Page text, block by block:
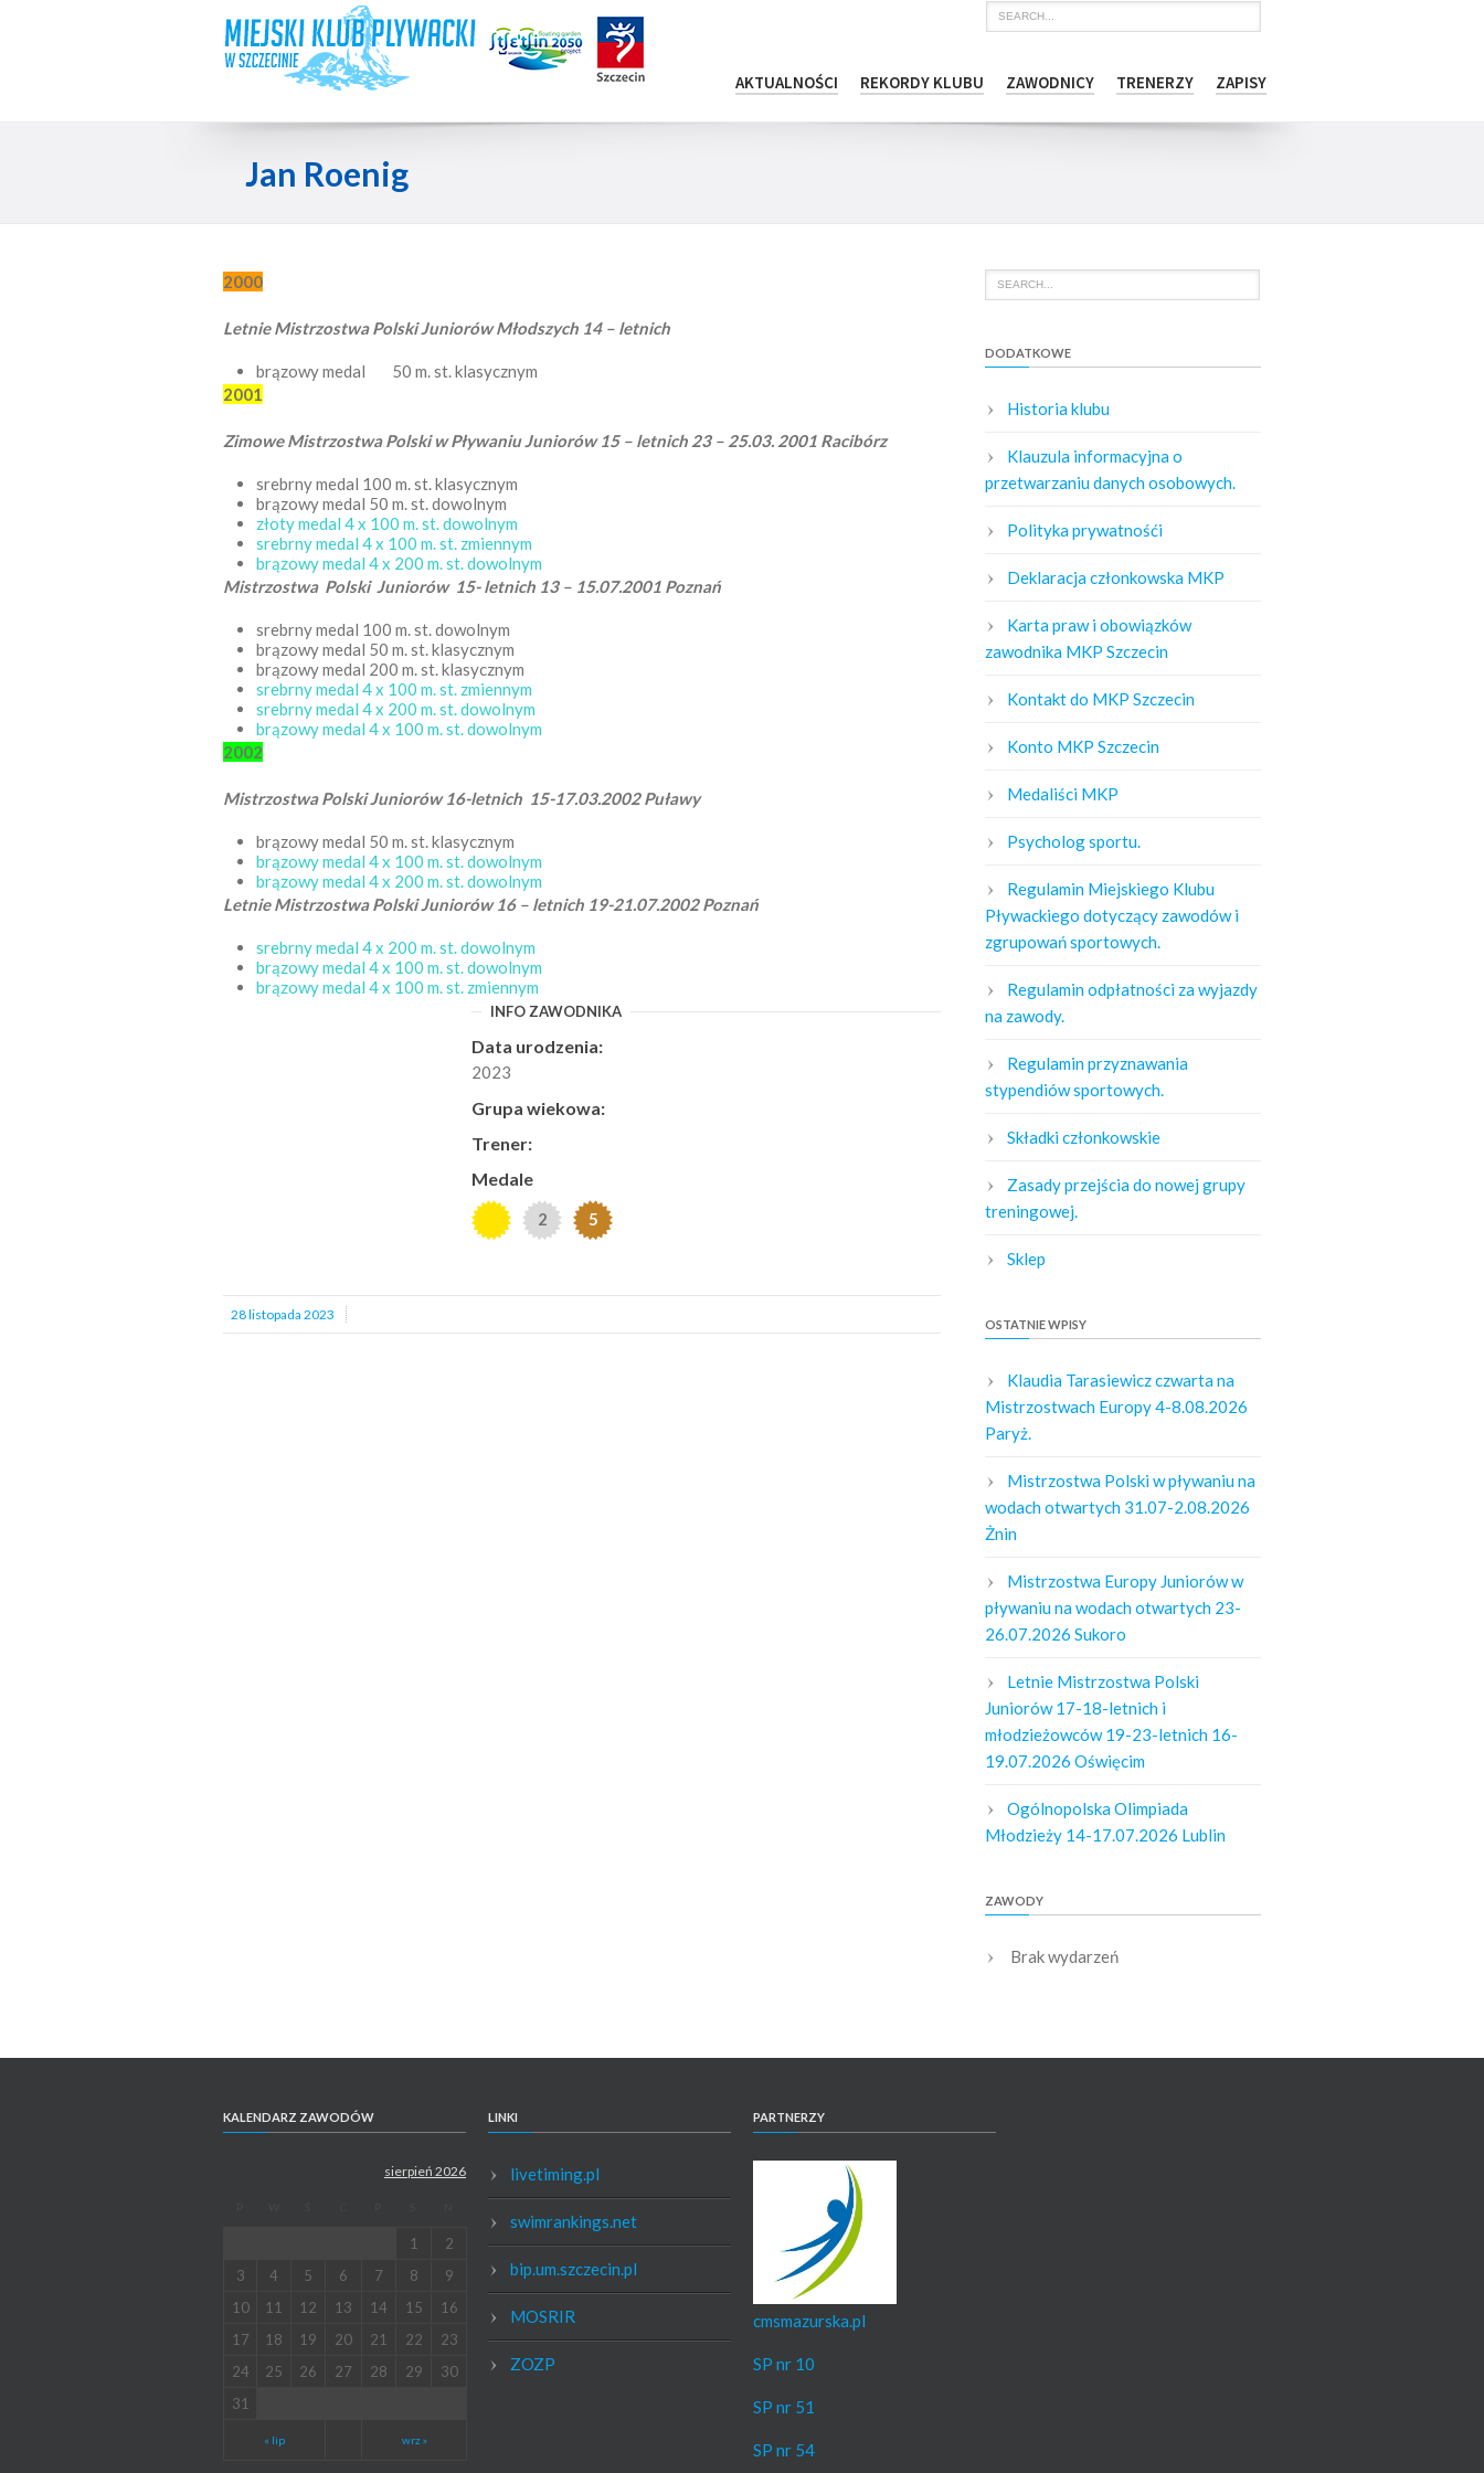
AKTUALNOŚCI REKORDY KLUBU ZAWODNICY TRENERZY ZAPISY
Jan Roenig
2000
Letnie Mistrzostwa Polski Juniorów Młodszych 14 – letnich
brązowy medal 50 m. st. klasycznym
2001
Zimowe Mistrzostwa Polski w Pływaniu Juniorów 15 – letnich 23 – 25.03. 2001 Racibórz
srebrny medal 100 m. st. klasycznym
brązowy medal 50 m. st. dowolnym
złoty medal 4 x 100 m. st. dowolnym
srebrny medal 4 x 100 m. st. zmiennym
brązowy medal 4 x 200 m. st. dowolnym
Mistrzostwa Polski Juniorów 15- letnich 13 – 15.07.2001 Poznań
srebrny medal 100 m. st. dowolnym
brązowy medal 50 m. st. klasycznym
brązowy medal 200 m. st. klasycznym
srebrny medal 4 x 100 m. st. zmiennym
srebrny medal 4 x 200 m. st. dowolnym
brązowy medal 4 x 100 m. st. dowolnym
2002
Mistrzostwa Polski Juniorów 16-letnich 15-17.03.2002 Puławy
brązowy medal 50 m. st. klasycznym
brązowy medal 4 x 100 m. st. dowolnym
brązowy medal 4 x 200 m. st. dowolnym
Letnie Mistrzostwa Polski Juniorów 16 – letnich 19-21.07.2002 Poznań
srebrny medal 4 x 200 m. st. dowolnym
brązowy medal 4 x 100 m. st. dowolnym
brązowy medal 4 x 100 m. st. zmiennym
INFO ZAWODNIKA
Data urodzenia:
2023
Grupa wiekowa:
Trener:
Medale
2 5
28 listopada 2023
DODATKOWE
Historia klubu
Klauzula informacyjna o
przetwarzaniu danych osobowych.
Polityka prywatnośći
Deklaracja członkowska MKP
Karta praw i obowiązków
zawodnika MKP Szczecin
Kontakt do MKP Szczecin
Konto MKP Szczecin
Medaliści MKP
Psycholog sportu.
Regulamin Miejskiego Klubu
Pływackiego dotyczący zawodów i
zgrupowań sportowych.
Regulamin odpłatności za wyjazdy
na zawody.
Regulamin przyznawania
stypendiów sportowych.
Składki członkowskie
Zasady przejścia do nowej grupy
treningowej.
Sklep
OSTATNIE WPISY
Klaudia Tarasiewicz czwarta na
Mistrzostwach Europy 4-8.08.2026
Paryż.
Mistrzostwa Polski w pływaniu na
wodach otwartych 31.07-2.08.2026
Żnin
Mistrzostwa Europy Juniorów w
pływaniu na wodach otwartych 23-
26.07.2026 Sukoro
Letnie Mistrzostwa Polski
Juniorów 17-18-letnich i
młodzieżowców 19-23-letnich 16-
19.07.2026 Oświęcim
Ogólnopolska Olimpiada
Młodzieży 14-17.07.2026 Lublin
ZAWODY
Brak wydarzeń
KALENDARZ ZAWODÓW
sierpień 2026
1
2
3
4 5 6 7 8
9
10
11 12 13 14 15
16
17
18 19 20 21 22
23
24
25 26 27 28 29
30
31
« lip wrz »
LINKI
livetiming.pl
swimrankings.net
bip.um.szczecin.pl
MOSRIR
ZOZP
PARTNERZY
cmsmazurska.pl
SP nr 10
SP nr 51
SP nr 54